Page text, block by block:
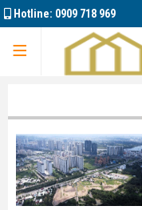
Hotline: 0909 718 969
Dự án